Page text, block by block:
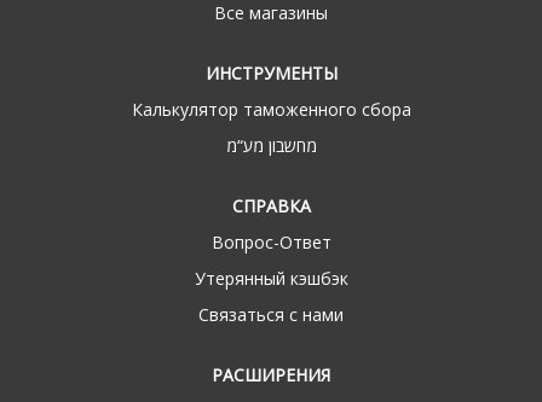
Все магазины
ИНСТРУМЕНТЫ
Калькулятор таможенного сбора
מחשבון מע“מ
СПРАВКА
Вопрос-Ответ
Утерянный кэшбэк
Связаться с нами
РАСШИРЕНИЯ